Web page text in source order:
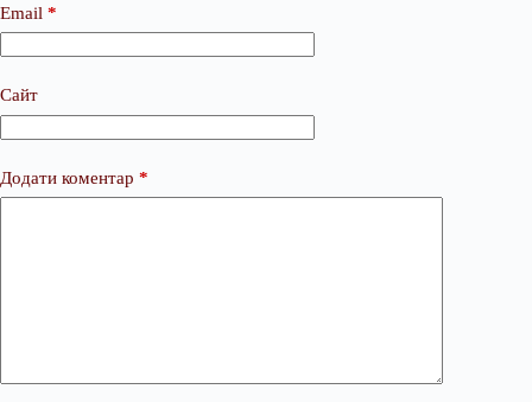
Email *
Сайт
Додати коментар *